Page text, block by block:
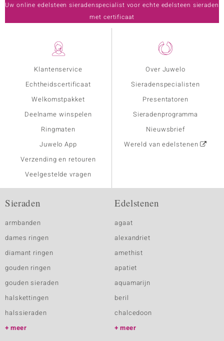
Klantenservice
Echtheidscertificaat
Welkomstpakket
Deelname winspelen
Ringmaten
Juwelo App
Verzending en retouren
Veelgestelde vragen
Over Juwelo
Sieradenspecialisten
Presentatoren
Sieradenprogramma
Nieuwsbrief
Wereld van edelstenen
Uw online edelsteen sieradenspecialist voor echte edelsteen sieraden
met certificaat
Sieraden
armbanden
dames ringen
diamant ringen
gouden ringen
gouden sieraden
halskettingen
halssieraden
meer
Edelstenen
agaat
alexandriet
amethist
apatiet
aquamarijn
beril
chalcedoon
meer